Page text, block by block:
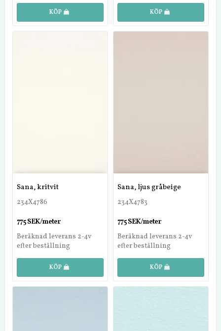
KÖP KÖP
Sana, kritvit
234X4786
775 SEK/meter
Beräknad leverans 2-4v
efter beställning
KÖP
Sana, ljus gråbeige
234X4783
775 SEK/meter
Beräknad leverans 2-4v
efter beställning
KÖP